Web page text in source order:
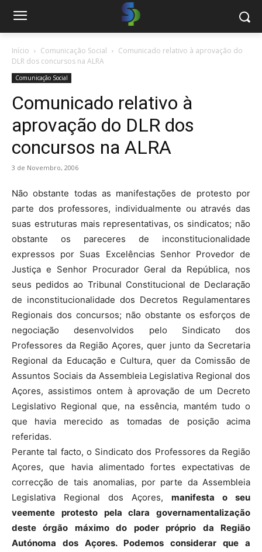
Início Comunicação Social
Comunicado relativo à aprovação do
DLR dos concursos na ALRA
Comunicação Social
Comunicado relativo à
aprovação do DLR dos
concursos na ALRA
3 de Novembro, 2006
Não obstante todas as manifestações de protesto por
parte dos professores, individualmente ou através das
suas estruturas mais representativas, os sindicatos; não
obstante os pareceres de inconstitucionalidade
expressos por Suas Excelências Senhor Provedor de
Justiça e Senhor Procurador Geral da República, nos
seus pedidos ao Tribunal Constitucional de Declaração
de inconstitucionalidade dos Decretos Regulamentares
Regionais dos concursos; não obstante os esforços de
negociação desenvolvidos pelo Sindicato dos
Professores da Região Açores, quer junto da Secretaria
Regional da Educação e Cultura, quer da Comissão de
Assuntos Sociais da Assembleia Legislativa Regional dos
Açores, assistimos ontem à aprovação de um Decreto
Legislativo Regional que, na essência, mantém tudo o
que havia merecido as tomadas de posição acima
referidas.
Perante tal facto, o Sindicato dos Professores da Região
Açores, que havia alimentado fortes expectativas de
correcção de tais anomalias, por parte da Assembleia
Legislativa Regional dos Açores, manifesta o seu
veemente protesto pela clara governamentalização
deste órgão máximo do poder próprio da Região
Autónoma dos Açores. Podemos considerar que a